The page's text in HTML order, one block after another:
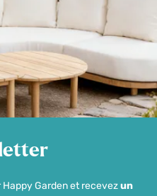
Garden et recevezun